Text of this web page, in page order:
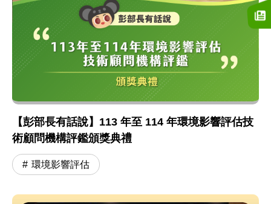
【彭部長有話說】113 年至 114 年環境影響評估技
術顧問機構評鑑頒獎典禮
環境影響評估